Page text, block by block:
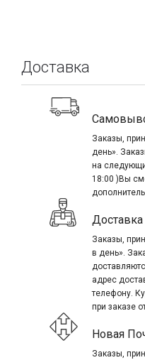
Доставка
Заказы,
день».
на
18:00 )Вы
Заказы,
в день».
адрес
телефону.
при заказе
Новая
Заказы,